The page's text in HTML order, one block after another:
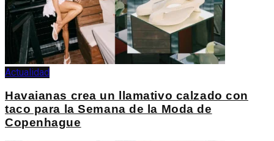
Actualidad
Havaianas crea un llamativo calzado con
taco para la Semana de la Moda de
Copenhague